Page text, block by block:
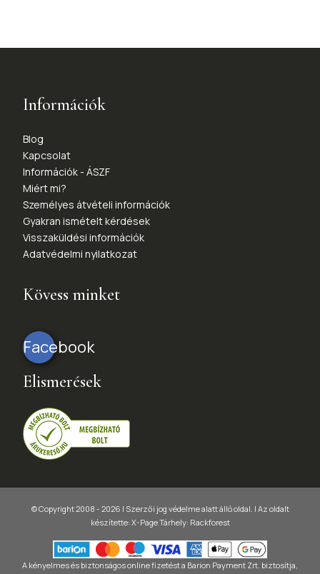
Információk
Blog
Kapcsolat
Információk - ÁSZF
Miért mi?
Személyes átvételi információk
Gyakran ismételt kérdések
Visszaküldési információk
Adatvédelmi nyilatkozat
Kövess minket
Facebook
Elismerések
© Copyright 2008 - 2026 | Szerzői jog védelme alatt álló oldal. | Az oldalt
készítette: X-PageTárhely: Rackforest
A kényelmes és biztonságos online fizetést a Barion Payment Zrt. biztosítja,